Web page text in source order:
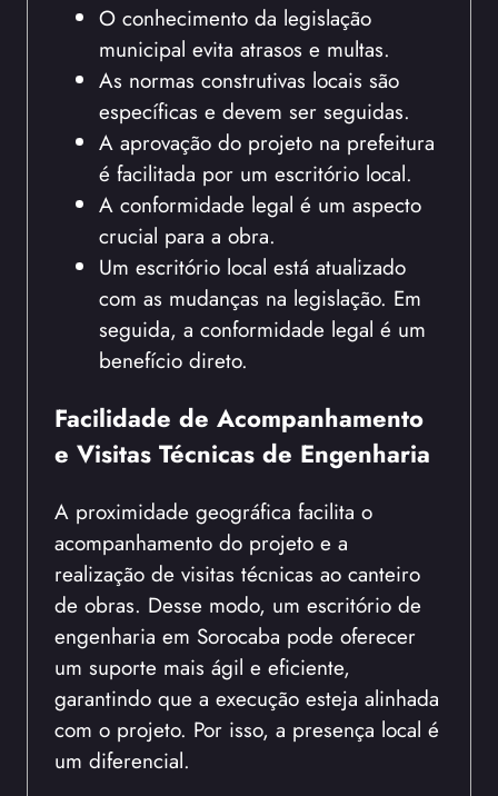
O conhecimento da legislação
municipal evita atrasos e multas.
As normas construtivas locais são
específicas e devem ser seguidas.
A aprovação do projeto na prefeitura
é facilitada por um escritório local.
A conformidade legal é um aspecto
crucial para a obra.
Um escritório local está atualizado
com as mudanças na legislação. Em
seguida, a conformidade legal é um
benefício direto.
Facilidade de Acompanhamento
e Visitas Técnicas de Engenharia
A proximidade geográfica facilita o
acompanhamento do projeto e a
realização de visitas técnicas ao canteiro
de obras. Desse modo, um escritório de
engenharia em Sorocaba pode oferecer
um suporte mais ágil e eficiente,
garantindo que a execução esteja alinhada
com o projeto. Por isso, a presença local é
um diferencial.